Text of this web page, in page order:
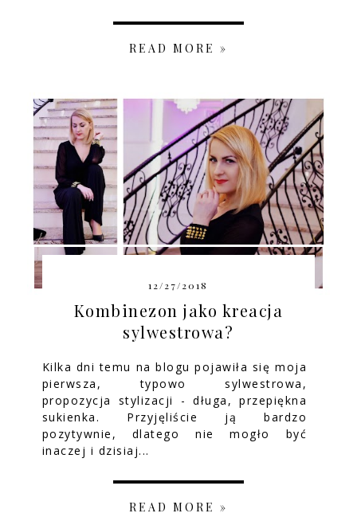
READ MORE »
12/27/2018
Kombinezon jako kreacja
sylwestrowa?
Kilka dni temu na blogu pojawiła się moja
pierwsza, typowo sylwestrowa,
propozycja stylizacji - długa, przepiękna
sukienka. Przyjęliście ją bardzo
pozytywnie, dlatego nie mogło być
inaczej i dzisiaj...
READ MORE »